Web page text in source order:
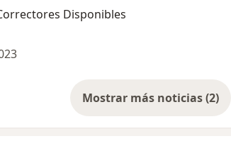
Disponibles
Mostrar más noticias (2)